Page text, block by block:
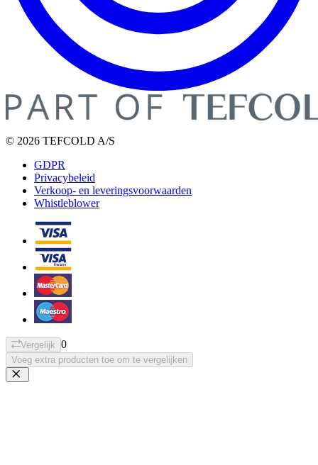
© 2026 TEFCOLD A/S
GDPR
Privacybeleid
Verkoop- en leveringsvoorwaarden
Whistleblower
Vergelijk 0
Voeg extra producten toe om te vergelijken